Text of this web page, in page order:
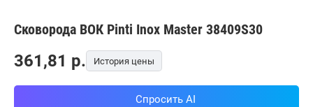
Сковорода ВОК Pinti Inox Master 38409S30
361,81 p. История цены
Спросить AI